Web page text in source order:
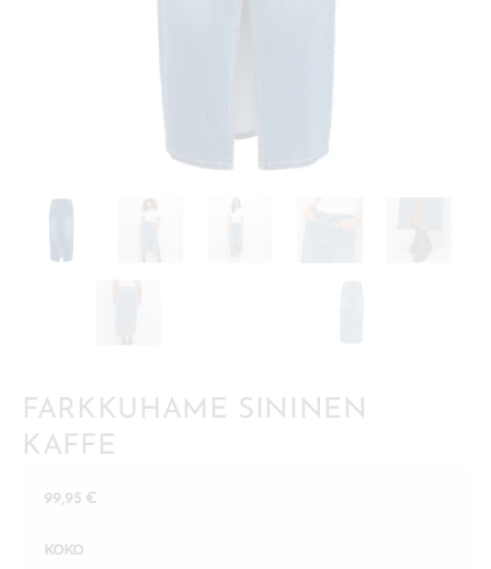
FARKKUHAME SININEN
KAFFE
99,95 €
KOKO